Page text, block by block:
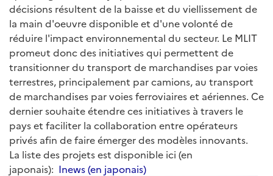
décisions résultent de la baisse et du viellissement de
la main d'oeuvre disponible et d'une volonté de
réduire l'impact environnemental du secteur. Le MLIT
promeut donc des initiatives qui permettent de
transitionner du transport de marchandises par voies
terrestres, principalement par camions, au transport
de marchandises par voies ferroviaires et aériennes. Ce
dernier souhaite étendre ces initiatives à travers le
pays et faciliter la collaboration entre opérateurs
privés afin de faire émerger des modèles innovants.
La liste des projets est disponible ici (en
japonais): Inews (en japonais)